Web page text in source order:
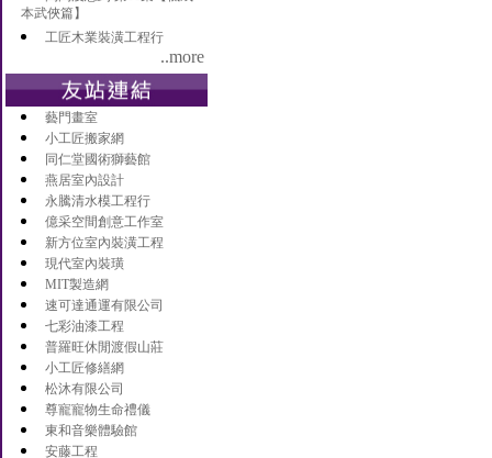
本武俠篇】
工匠木業裝潢工程行
..more
藝門畫室
小工匠搬家網
同仁堂國術獅藝館
燕居室內設計
永騰清水模工程行
億采空間創意工作室
新方位室內裝潢工程
現代室內裝璜
MIT製造網
速可達通運有限公司
七彩油漆工程
普羅旺休閒渡假山莊
小工匠修繕網
松沐有限公司
尊寵寵物生命禮儀
東和音樂體驗館
安藤工程